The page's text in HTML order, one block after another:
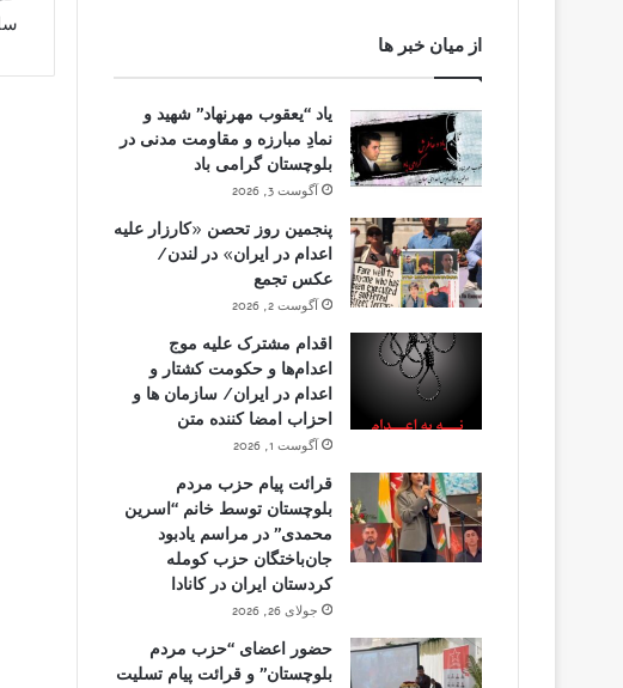
از میان خبر ها
یاد “یعقوب مهرنهاد” شهید و
نمادِ مبارزه و مقاومت مدنی در
بلوچستان گرامی باد
آگوست 3, 2026
پنجمین روز تحصن «کارزار علیه
اعدام در ایران» در لندن/
عکس تجمع
آگوست 2, 2026
اقدام مشترک علیه موج
اعدام‌ها و حکومت کشتار و
اعدام در ایران/ سازمان ها و
احزاب امضا کننده متن
آگوست 1, 2026
قرائت پیام حزب مردم
بلوچستان توسط خانم “اسرین
محمدی” در مراسم یادبود
جان‌باختگان حزب کومله
کردستان ایران در کانادا
جولای 26, 2026
حضور اعضای “حزب مردم
بلوچستان” و قرائت پیام تسلیت